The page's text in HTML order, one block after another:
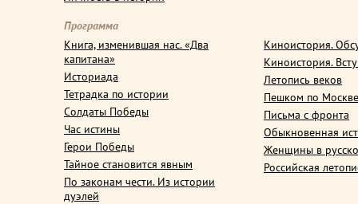
Программа
Книга, изменившая нас. «Два
капитана»
Историада
Тетрадка по истории
Солдаты Победы
Час истины
Герои Победы
Тайное становится явным
По законам чести. Из истории
дуэлей
Киноистория.
Киноистория.
Летопись веков
Пешком по Москве
Письма с фронта
Обыкновенная
Женщины в
Российская